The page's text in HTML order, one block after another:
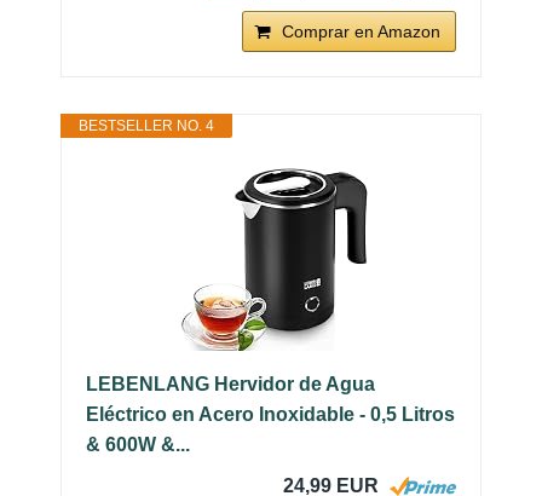
Comprar en Amazon
BESTSELLER NO. 4
LEBENLANG Hervidor de Agua
Eléctrico en Acero Inoxidable - 0,5 Litros
& 600W &...
24,99 EUR